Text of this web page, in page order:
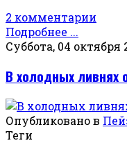
2 комментарии
Подробнее ...
Суббота, 04 октября
В холодных ливнях
Опубликовано в
Теги